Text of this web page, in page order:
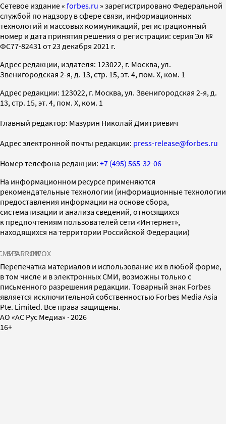
Cетевое издание « forbes.ru » зарегистрировано Федеральной
службой по надзору в сфере связи, информационных
технологий и массовых коммуникаций, регистрационный
номер и дата принятия решения о регистрации: серия Эл №
ФС77-82431 от 23 декабря 2021 г.
Адрес редакции, издателя: 123022, г. Москва, ул.
Звенигородская 2-я, д. 13, стр. 15, эт. 4, пом. X, ком. 1
Адрес редакции: 123022, г. Москва, ул. Звенигородская 2-я, д.
13, стр. 15, эт. 4, пом. X, ком. 1
Главный редактор: Мазурин Николай Дмитриевич
Адрес электронной почты редакции: press-release@forbes.ru
Номер телефона редакции: +7 (495) 565-32-06
На информационном ресурсе применяются
рекомендательные технологии (информационные технологии
предоставления информации на основе сбора,
систематизации и анализа сведений, относящихся
к предпочтениям пользователей сети «Интернет»,
находящихся на территории Российской Федерации)
SPARROWINFOX
Перепечатка материалов и использование их в любой форме,
в том числе и в электронных СМИ, возможны только с
письменного разрешения редакции. Товарный знак Forbes
является исключительной собственностью Forbes Media Asia
Pte. Limited. Все права защищены.
AO «АС Рус Медиа» · 2026
16+